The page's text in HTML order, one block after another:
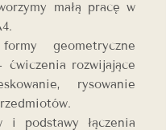
małą pracę w
geometryczne
ćwiczenia rozwijające
rysowanie
i podstawy łączenia